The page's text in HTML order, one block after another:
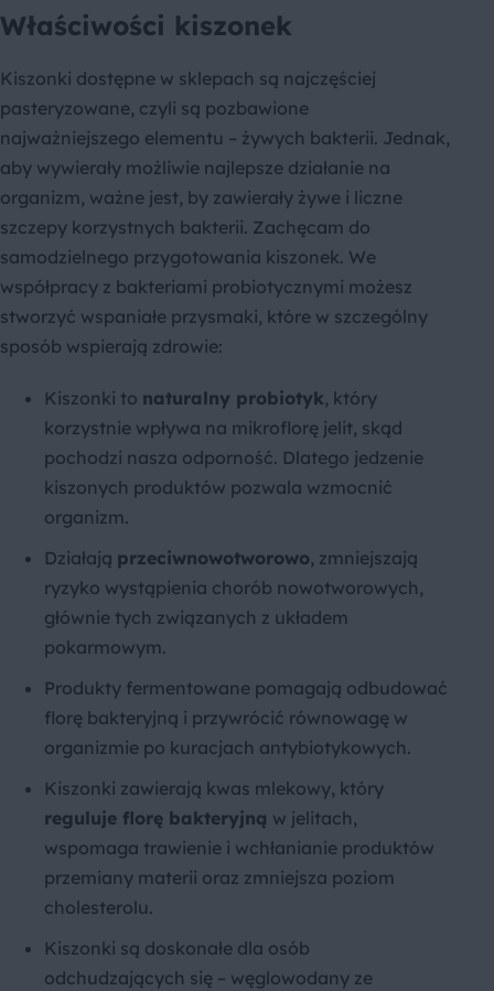
Właściwości kiszonek
Kiszonki dostępne w sklepach są najczęściej
pasteryzowane, czyli są pozbawione
najważniejszego elementu – żywych bakterii. Jednak,
aby wywierały możliwie najlepsze działanie na
organizm, ważne jest, by zawierały żywe i liczne
szczepy korzystnych bakterii. Zachęcam do
samodzielnego przygotowania kiszonek. We
współpracy z bakteriami probiotycznymi możesz
stworzyć wspaniałe przysmaki, które w szczególny
sposób wspierają zdrowie:
Kiszonki to naturalny probiotyk, który
korzystnie wpływa na mikroflorę jelit, skąd
pochodzi nasza odporność. Dlatego jedzenie
kiszonych produktów pozwala wzmocnić
organizm.
Działają przeciwnowotworowo, zmniejszają
ryzyko wystąpienia chorób nowotworowych,
głównie tych związanych z układem
pokarmowym.
Produkty fermentowane pomagają odbudować
florę bakteryjną i przywrócić równowagę w
organizmie po kuracjach antybiotykowych.
Kiszonki zawierają kwas mlekowy, który
reguluje florę bakteryjną w jelitach,
wspomaga trawienie i wchłanianie produktów
przemiany materii oraz zmniejsza poziom
cholesterolu.
Kiszonki są doskonałe dla osób
odchudzających się – węglowodany ze